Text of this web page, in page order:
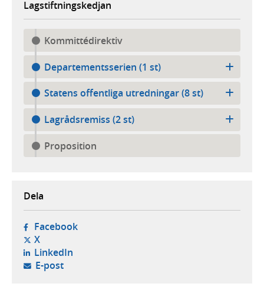
Lagstiftningskedjan
Kommittédirektiv
Departementsserien (1 st)
Statens offentliga utredningar (8 st)
Lagrådsremiss (2 st)
Proposition
Dela
Facebook- öppnas i ny flik, extern webbplats,
X- öppnas i ny flik, extern webbplats,
LinkedIn- öppnas i ny flik, extern webbplats,
E-post- öppnar din e-postklient,